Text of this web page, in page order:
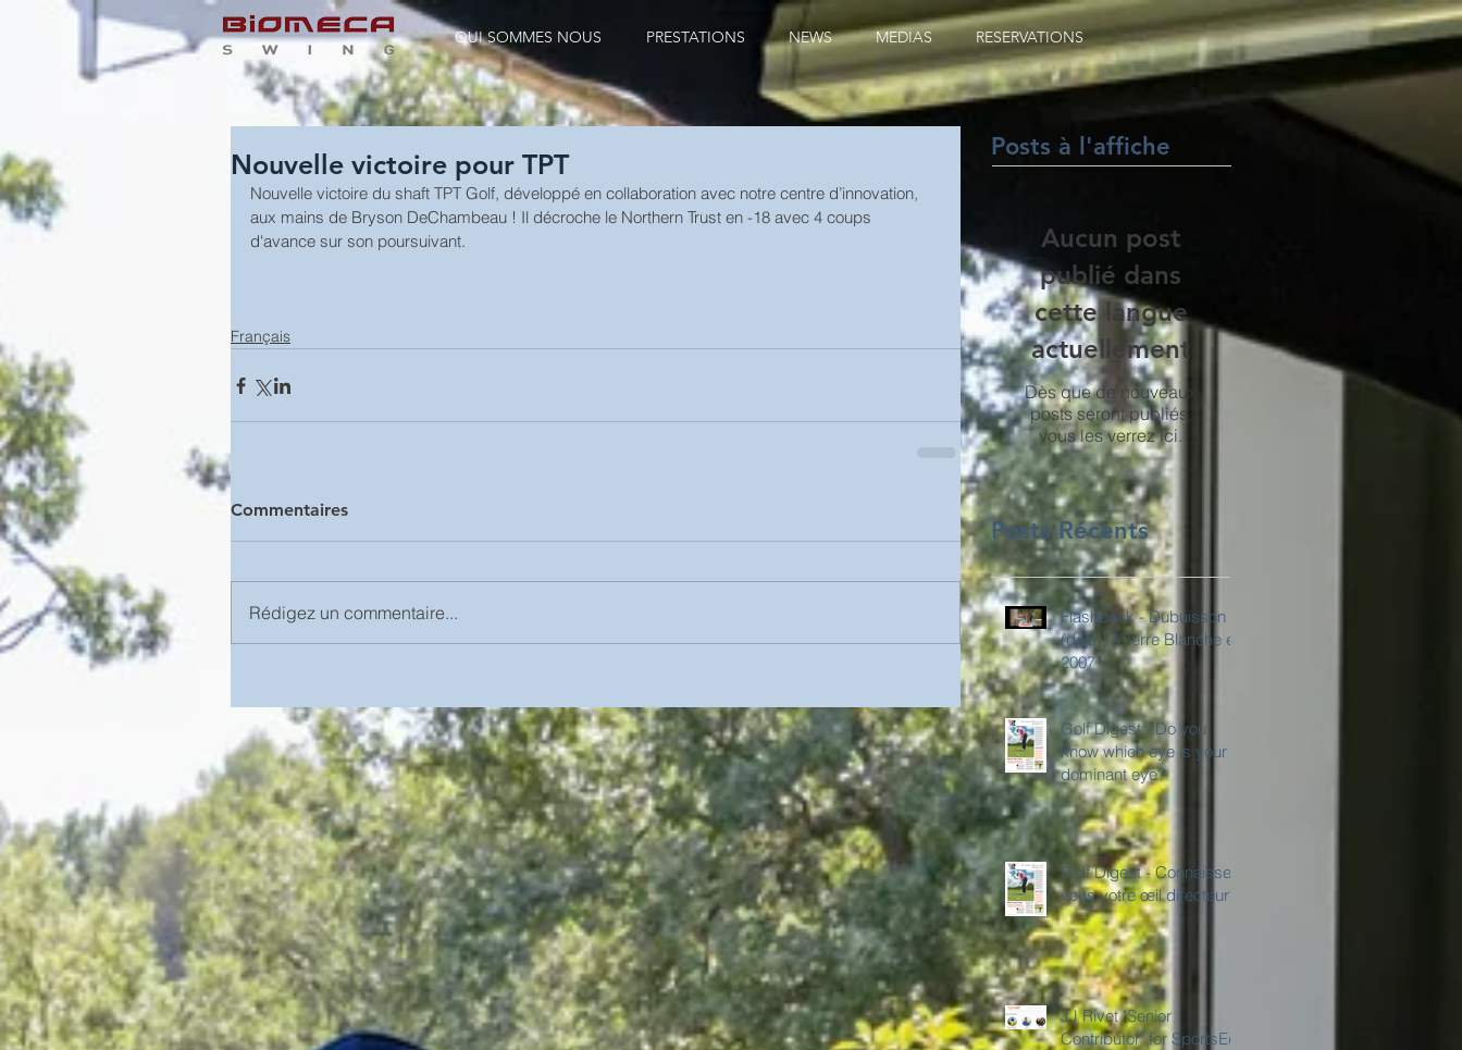
QUI SOMMES NOUS PRESTATIONS NEWS MEDIAS RESERVATIONS
Nouvelle victoire pour TPT
Nouvelle victoire du shaft TPT Golf, développé en collaboration avec notre centre d’innovation,
aux mains de Bryson DeChambeau ! Il décroche le Northern Trust en -18 avec 4 coups
d'avance sur son poursuivant.
Français
Commentaires
Rédigez un commentaire...
Posts à l'affiche
Aucun post
publié dans
cette langue
actuellement
Dès que de nouveaux
posts seront publiés,
vous les verrez ici.
Posts Récents
Flashback - Dubuisson
(déjà!) à Terre Blanche en
2007
Golf Digest - Do you
know which eye is your
dominant eye?
Golf Digest - Connaissez
vous votre œil directeur?
JJ Rivet "Senior
Contributor" for SportsEd